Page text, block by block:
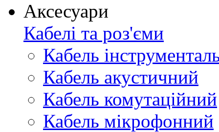
Аксесуари
Кабелі та роз'єми
Кабель
Кабель акустичний
Кабель комутаційний
Кабель мікрофонний